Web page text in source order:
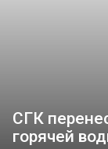
СГК
горячей